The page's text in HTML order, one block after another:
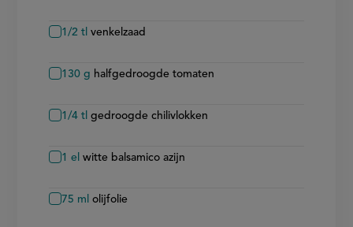
1/2 tl venkelzaad
130 g halfgedroogde tomaten
1/4 tl gedroogde chilivlokken
1 el witte balsamico azijn
75 ml olijfolie